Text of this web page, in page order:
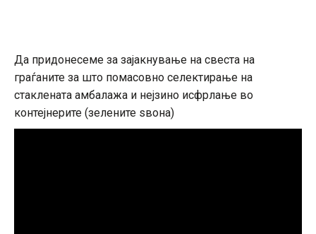
Да придонесеме за зајакнување на свеста на
граѓаните за што помасовно селектирање на
стаклената амбалажа и нејзино исфрлање во
контејнерите (зелените ѕвона)